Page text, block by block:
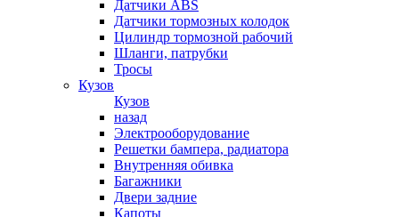
Датчики ABS
Датчики тормозных колодок
Цилиндр тормозной рабочий
Шланги, патрубки
Тросы
Кузов
Кузов
назад
Электрооборудование
Решетки бампера, радиатора
Внутренняя обивка
Багажники
Двери задние
Капоты